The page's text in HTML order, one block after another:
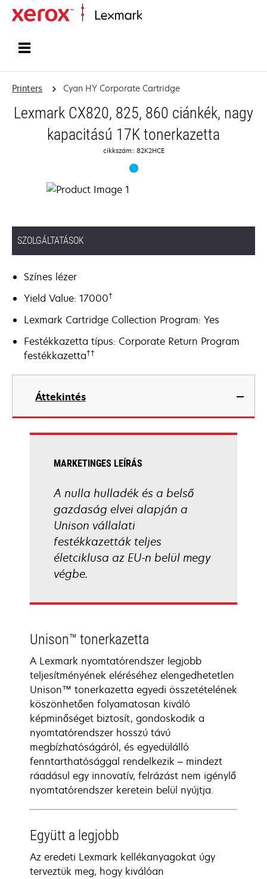
Printers Cyan HY Corporate Cartridge
Lexmark CX820, 825, 860 ciánkék, nagy
kapacitású 17K tonerkazetta
cikkszám:: 82K2HCE
SZOLGÁLTATÁSOK
Színes lézer
Yield Value: 17000†
Lexmark Cartridge Collection Program: Yes
Festékkazetta típus: Corporate Return Program
festékkazetta††
Áttekintés
MARKETINGES LEÍRÁS
A nulla hulladék és a belső
gazdaság elvei alapján a
Unison vállalati
festékkazetták teljes
életciklusa az EU-n belül megy
végbe.
Unison™ tonerkazetta
A Lexmark nyomtatórendszer legjobb
teljesítményének eléréséhez elengedhetetlen
Unison™ tonerkazetta egyedi összetételének
köszönhetően folyamatosan kiváló
képminőséget biztosít, gondoskodik a
nyomtatórendszer hosszú távú
megbízhatóságáról, és egyedülálló
fenntarthatósággal rendelkezik – mindezt
ráadásul egy innovatív, felrázást nem igénylő
nyomtatórendszer keretein belül nyújtja.
Együtt a legjobb
Az eredeti Lexmark kellékanyagokat úgy
terveztük meg, hogy kiválóan